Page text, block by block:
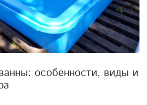
особенности, виды и